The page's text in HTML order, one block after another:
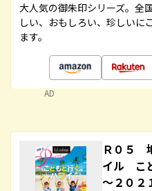
大人気の御朱印シリーズ。全
しい、おもしろい、珍しいに
ます。
AD
Ｒ０５
イル こ
～２０２